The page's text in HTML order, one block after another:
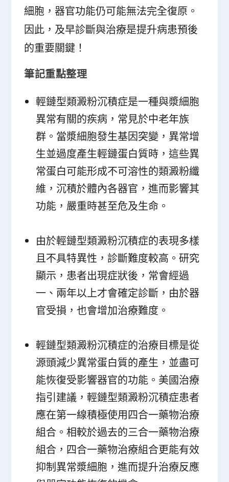
細胞，器官功能仍可能無法完全復原。
因此，及早診斷與治療是提升病患預後
的重要關鍵！
筆記重點整理
輕鏈型類澱粉沉積症是一種與漿細胞
異常有關的疾病，常見於中老年族
群。當漿細胞發生基因突變，異常增
生並過度產生輕鏈蛋白質時，這些異
常蛋白可能形成不可溶性的類澱粉纖
維，沉積於體內各器官，進而影響其
功能，嚴重時甚至危及生命。
由於輕鏈型類澱粉沉積症的表現多樣
且不具特異性，診斷難度較高。研究
顯示，患者出現症狀後，常會經過
一、兩年以上才會確定診斷，由於器
官受損，也會增加治療難度。
輕鏈型類澱粉沉積症的治療目標是從
源頭減少異常蛋白質的產生，並盡可
能恢復受影響器官的功能。美國治療
指引建議，輕鏈型類澱粉沉積症患者
應在第一線積極使用四合一藥物治療
組合。相較於過去的三合一藥物治療
組合，四合一藥物治療組合更能有效
抑制異常漿細胞，進而提升治療反應